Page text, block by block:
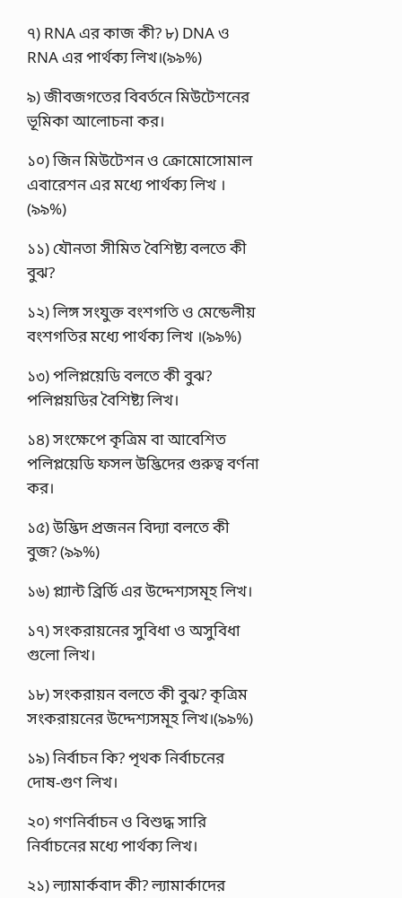
৭) RNA এর কাজ কী? ৮) DNA ও
RNA এর পার্থক্য লিখ।(৯৯%)
৯) জীবজগতের বিবর্তনে মিউটেশনের
ভূমিকা আলােচনা কর।
১০) জিন মিউটেশন ও ক্রোমােসােমাল
এবারেশন এর মধ্যে পার্থক্য লিখ ।
(৯৯%)
১১) যৌনতা সীমিত বৈশিষ্ট্য বলতে কী
বুঝ?
১২) লিঙ্গ সংযুক্ত বংশগতি ও মেন্ডেলীয়
বংশগতির মধ্যে পার্থক্য লিখ ।(৯৯%)
১৩) পলিপ্লয়েডি বলতে কী বুঝ?
পলিপ্লয়ডির বৈশিষ্ট্য লিখ।
১৪) সংক্ষেপে কৃত্রিম বা আবেশিত
পলিপ্লয়েডি ফসল উদ্ভিদের গুরুত্ব বর্ণনা
কর।
১৫) উদ্ভিদ প্রজনন বিদ্যা বলতে কী
বুজ? (৯৯%)
১৬) প্ল্যান্ট ব্রির্ডি এর উদ্দেশ্যসমূহ লিখ।
১৭) সংকরায়নের সুবিধা ও অসুবিধা
গুলাে লিখ।
১৮) সংকরায়ন বলতে কী বুঝ? কৃত্রিম
সংকরায়নের উদ্দেশ্যসমূহ লিখ।(৯৯%)
১৯) নির্বাচন কি? পৃথক নির্বাচনের
দোষ-গুণ লিখ।
২০) গণনির্বাচন ও বিশুদ্ধ সারি
নির্বাচনের মধ্যে পার্থক্য লিখ।
২১) ল্যামার্কবাদ কী? ল্যামার্কাদের